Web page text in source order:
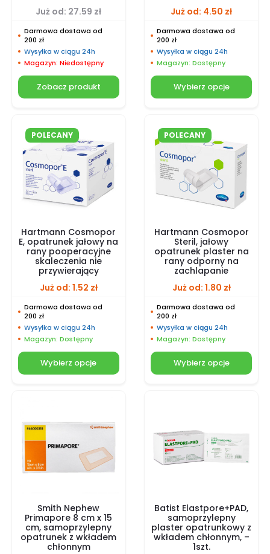
Już od: 27.59 zł
Darmowa dostawa od
200 zł
Wysyłka w ciągu 24h
Magazyn: Niedostępny
Zobacz produkt
Już od: 4.50 zł
Darmowa dostawa od
200 zł
Wysyłka w ciągu 24h
Magazyn: Dostępny
Wybierz opcje
POLECANY
Hartmann Cosmopor
E, opatrunek jałowy na
rany pooperacyjne
skaleczenia nie
przywierający
Już od: 1.52 zł
Darmowa dostawa od
200 zł
Wysyłka w ciągu 24h
Magazyn: Dostępny
Wybierz opcje
POLECANY
Hartmann Cosmopor
Steril, jałowy
opatrunek plaster na
rany odporny na
zachlapanie
Już od: 1.80 zł
Darmowa dostawa od
200 zł
Wysyłka w ciągu 24h
Magazyn: Dostępny
Wybierz opcje
Smith Nephew
Primapore 8 cm x 15
cm, samoprzylepny
opatrunek z wkładem
chłonnym
Batist Elastpore+PAD,
samoprzylepny
plaster opatrunkowy z
wkładem chłonnym, –
1szt.